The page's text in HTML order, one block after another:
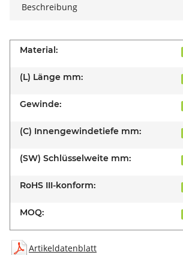
Beschreibung
Material:
(L) Länge mm:
Gewinde:
(C) Innengewindetiefe mm:
(SW) Schlüsselweite mm:
RoHS III-konform:
MOQ:
Artikeldatenblatt